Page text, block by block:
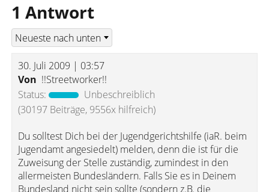
1 Antwort
30. Juli 2009 | 03:57
Von !!Streetworker!!
Status:
Unbeschreiblich
(30197 Beiträge, 9556x hilfreich)
Du solltest Dich bei der Jugendgerichtshilfe (iaR. beim
Jugendamt angesiedelt) melden, denn die ist für die
Zuweisung der Stelle zuständig, zumindest in den
allermeisten Bundesländern. Falls Sie es in Deinem
Bundesland nicht sein sollte (sondern z.B. die